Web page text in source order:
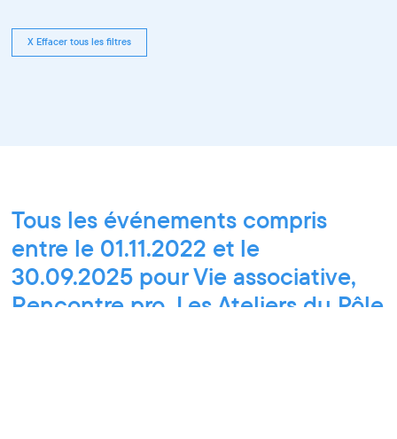
X Effacer tous les filtres
Tous les événements compris
entre le 01.11.2022 et le
30.09.2025 pour Vie associative,
Rencontre pro, Les Ateliers du Pôle